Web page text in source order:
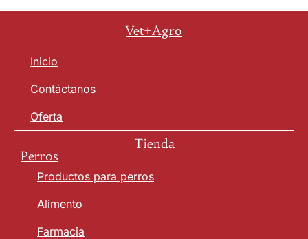
Vet+Agro
Inicio
Contáctanos
Oferta
Tienda
Perros
Productos para perros
Alimento
Farmacia